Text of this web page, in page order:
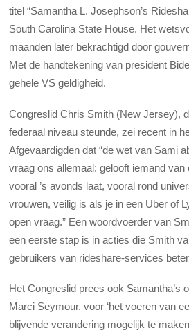
titel “Samantha L. Josephson’s
South Carolina State House. Het
maanden later bekrachtigd door
Met de handtekening van president
gehele VS geldigheid.
Congreslid Chris Smith (New Jersey),
federaal niveau steunde, zei recent in
Afgevaardigden dat “de wet van Sami
vraag ons allemaal: gelooft iemand
vooral ’s avonds laat, vooral rond
vrouwen, veilig is als je in een Uber of
open vraag.” Een woordvoerder van
een eerste stap is in acties die Smith
gebruikers van rideshare-services
Het Congreslid prees ook Samantha’s
Marci Seymour, voor ‘het voeren van
blijvende verandering mogelijk te